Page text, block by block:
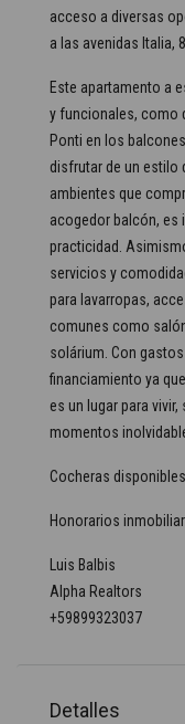
acceso a diversas
a las avenidas Italia,
Este apartamento a
y funcionales, como
Ponti en los
disfrutar de un estilo
ambientes que
acogedor balcón, es
practicidad.
servicios y
para lavarropas,
comunes como
solárium. Con
financiamiento ya
es un lugar para
momentos
Cocheras disponibles.
Honorarios
Luis Balbis
Alpha Realtors
+59899323037
Detalles